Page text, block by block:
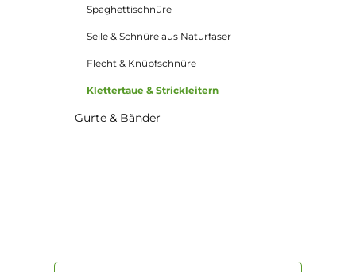
Spaghettischnüre
Seile & Schnüre aus Naturfaser
Flecht & Knüpfschnüre
Klettertaue & Strickleitern
Gurte & Bänder